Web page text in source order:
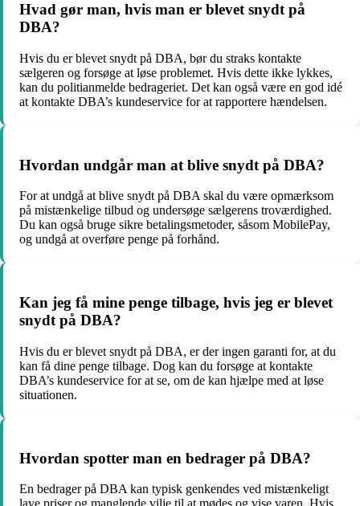
Hvad gør man, hvis man er blevet snydt på
DBA?
Hvis du er blevet snydt på DBA, bør du straks kontakte
sælgeren og forsøge at løse problemet. Hvis dette ikke lykkes,
kan du politianmelde bedrageriet. Det kan også være en god idé
at kontakte DBA’s kundeservice for at rapportere hændelsen.
Hvordan undgår man at blive snydt på DBA?
For at undgå at blive snydt på DBA skal du være opmærksom
på mistænkelige tilbud og undersøge sælgerens troværdighed.
Du kan også bruge sikre betalingsmetoder, såsom MobilePay,
og undgå at overføre penge på forhånd.
Kan jeg få mine penge tilbage, hvis jeg er blevet
snydt på DBA?
Hvis du er blevet snydt på DBA, er der ingen garanti for, at du
kan få dine penge tilbage. Dog kan du forsøge at kontakte
DBA’s kundeservice for at se, om de kan hjælpe med at løse
situationen.
Hvordan spotter man en bedrager på DBA?
En bedrager på DBA kan typisk genkendes ved mistænkeligt